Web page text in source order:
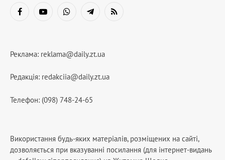
FacebookYouTubeWhatsAppTelegramRSS
Реклама: reklama@daily.zt.ua
Редакція: redakciia@daily.zt.ua
Телефон: (098) 748-24-65
Використання будь-яких матеріалів, розміщених на сайті,
дозволяється при вказуванні посилання (для інтернет-видань